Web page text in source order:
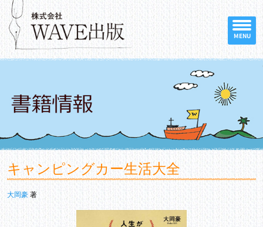
MENU
キャンピングカー生活大全
大岡豪 著